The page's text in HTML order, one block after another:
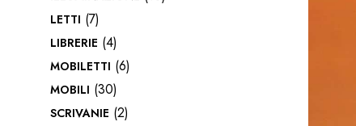
LETTI (7)
LIBRERIE (4)
MOBILETTI (6)
MOBILI (30)
SCRIVANIE (2)